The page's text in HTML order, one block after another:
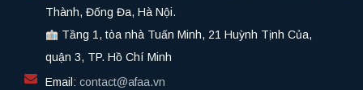
Thành, Đống Đa, Hà Nội.
Tầng 1, tòa nhà Tuấn Minh, 21 Huỳnh Tịnh Của,
quận 3, TP. Hồ Chí Minh
Email: contact@afaa.vn